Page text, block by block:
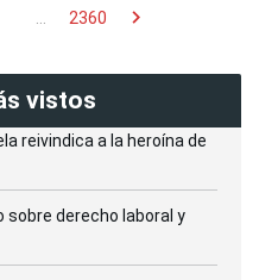
... 2360 chevron_right
vistos
reivindica a la heroína de
sobre derecho laboral y